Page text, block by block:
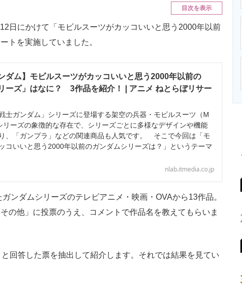
目次を表示
日にかけて「モビルスーツがカッコいいと思う2000年以前
トを実施していました。
ダム】モビルスーツがカッコいいと思う2000年以前の
ーズ」はなに？ 3作品を紹介！ | アニメ ねとらぼリサー
士ガンダム」シリーズに登場する架空の兵器・モビルスーツ（M
リーズの象徴的な存在で、シリーズごとに多様なデザインや機能
、「ガンプラ」などの関連商品も人気です。 そこで今回は「モ
コいいと思う2000年以前のガンダムシリーズは？」というテーマ
nlab.itmedia.co.jp
ンダムシリーズのテレビアニメ・映画・OVAから13作品。
の他」に投票のうえ、コメントで作品名を教えてもらいま
回答した票を抽出して紹介します。それでは結果を見てい